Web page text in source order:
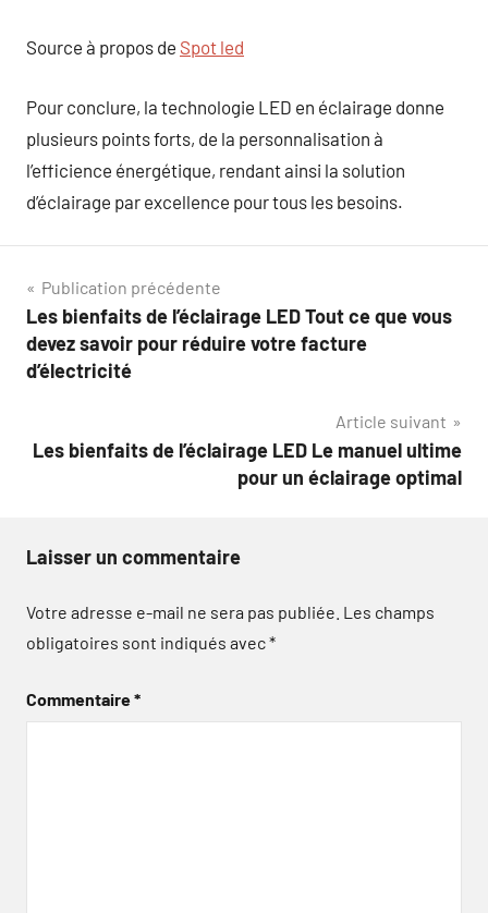
Source à propos de Spot led
Pour conclure, la technologie LED en éclairage donne
plusieurs points forts, de la personnalisation à
l’efficience énergétique, rendant ainsi la solution
d’éclairage par excellence pour tous les besoins.
Navigation
de
l’article
Publication précédente
Les bienfaits de l’éclairage LED Tout ce que vous
devez savoir pour réduire votre facture
d’électricité
Article suivant
Les bienfaits de l’éclairage LED Le manuel ultime
pour un éclairage optimal
Laisser un commentaire
Votre adresse e-mail ne sera pas publiée. Les champs
obligatoires sont indiqués avec*
Commentaire*